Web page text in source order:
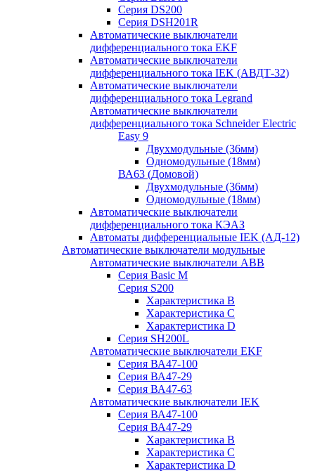
Серия DS200
Серия DSH201R
Автоматические выключатели
дифференциального тока EKF
Автоматические выключатели
дифференциального тока IEK (АВДТ-32)
Автоматические выключатели
дифференциального тока Legrand
Автоматические выключатели
дифференциального тока Schneider Electric
Easy 9
Двухмодульные (36мм)
Одномодульные (18мм)
ВА63 (Домовой)
Двухмодульные (36мм)
Одномодульные (18мм)
Автоматические выключатели
дифференциального тока КЭАЗ
Автоматы дифференциальные IEK (АД-12)
Автоматические выключатели модульные
Автоматические выключатели ABB
Серия Basic M
Серия S200
Характеристика B
Характеристика C
Характеристика D
Серия SH200L
Автоматические выключатели EKF
Серия ВА47-100
Серия ВА47-29
Серия ВА47-63
Автоматические выключатели IEK
Серия ВА47-100
Серия ВА47-29
Характеристика B
Характеристика C
Характеристика D